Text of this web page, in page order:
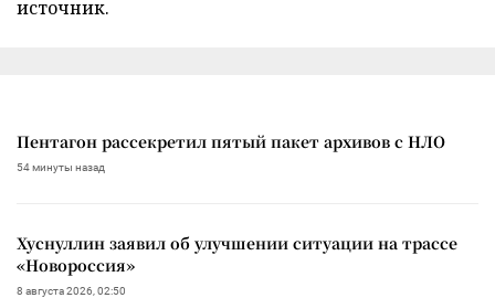
источник.
Пентагон рассекретил пятый пакет архивов с НЛО
54 минуты назад
Хуснуллин заявил об улучшении ситуации на трассе
«Новороссия»
8 августа 2026, 02:50